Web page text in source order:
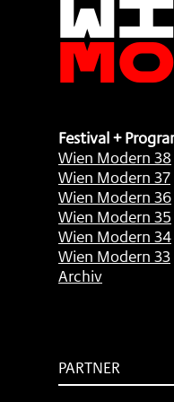
Festival +
Wien Modern 38
Wien Modern 37
Wien Modern 36
Wien Modern 35
Wien Modern 34
Wien Modern 33
Archiv
PARTNER